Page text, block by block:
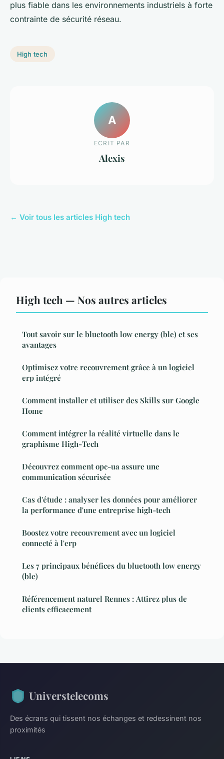
plus fiable dans les environnements industriels à forte
contrainte de sécurité réseau.
High tech
A
ECRIT PAR
Alexis
← Voir tous les articles High tech
High tech — Nos autres articles
Tout savoir sur le bluetooth low energy (ble) et ses
avantages
Optimisez votre recouvrement grâce à un logiciel
erp intégré
Comment installer et utiliser des Skills sur Google
Home
Comment intégrer la réalité virtuelle dans le
graphisme High-Tech
Découvrez comment opc-ua assure une
communication sécurisée
Cas d'étude : analyser les données pour améliorer
la performance d'une entreprise high-tech
Boostez votre recouvrement avec un logiciel
connecté à l'erp
Les 7 principaux bénéfices du bluetooth low energy
(ble)
Référencement naturel Rennes : Attirez plus de
clients efficacement
Universtelecoms
Des écrans qui tissent nos échanges et redessinent nos
proximités